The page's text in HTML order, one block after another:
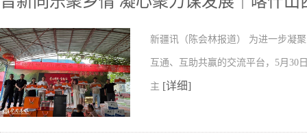
新疆讯（陈会林报道） 为进一步凝
互通、互助共赢的交流平台，5月30
主 [详细]